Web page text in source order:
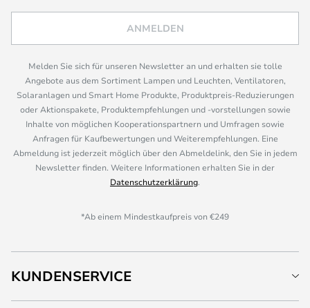
ANMELDEN
Melden Sie sich für unseren Newsletter an und erhalten sie tolle
Angebote aus dem Sortiment Lampen und Leuchten, Ventilatoren,
Solaranlagen und Smart Home Produkte, Produktpreis-Reduzierungen
oder Aktionspakete, Produktempfehlungen und -vorstellungen sowie
Inhalte von möglichen Kooperationspartnern und Umfragen sowie
Anfragen für Kaufbewertungen und Weiterempfehlungen. Eine
Abmeldung ist jederzeit möglich über den Abmeldelink, den Sie in jedem
Newsletter finden. Weitere Informationen erhalten Sie in der
Datenschutzerklärung.
*Ab einem Mindestkaufpreis von €249
KUNDENSERVICE